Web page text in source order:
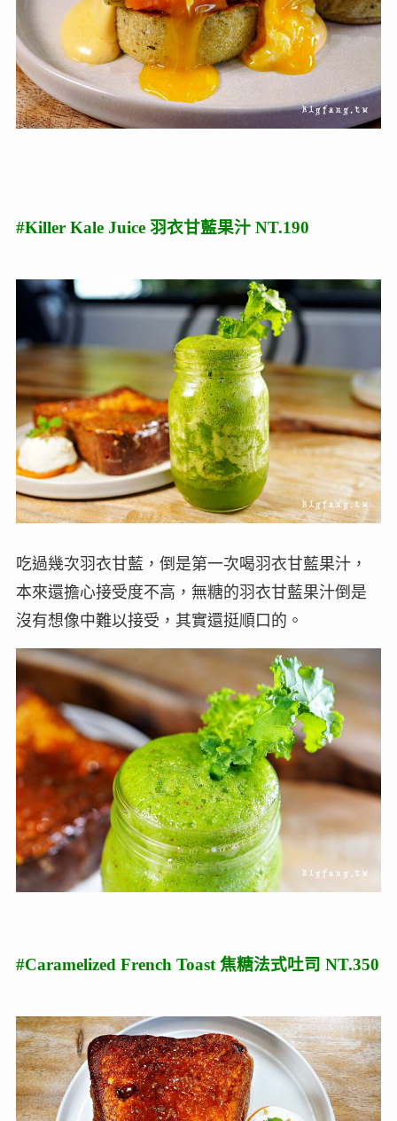
#Killer Kale Juice 羽衣甘藍果汁 NT.190
吃過幾次羽衣甘藍，倒是第一次喝羽衣甘藍果汁，
本來還擔心接受度不高，無糖的羽衣甘藍果汁倒是
沒有想像中難以接受，其實還挺順口的。
#Caramelized French Toast 焦糖法式吐司 NT.350